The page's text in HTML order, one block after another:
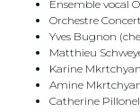
Ensemble vocal
Orchestre
Yves Bugnon
Matthieu
Karine
Amine
Catherine